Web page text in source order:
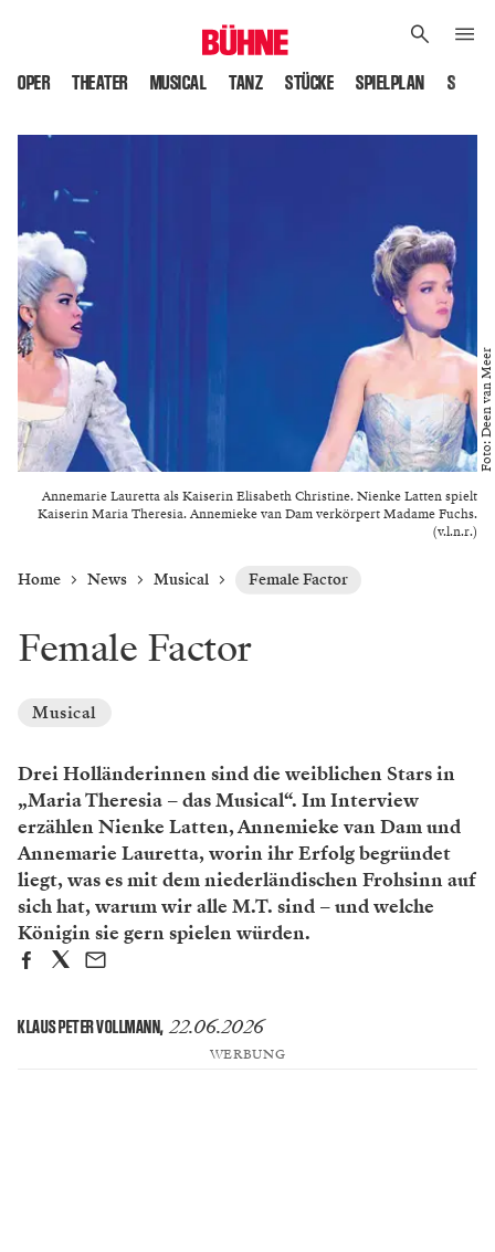
OPER THEATER MUSICAL TANZ STÜCKE SPIELPLAN
Annemarie Lauretta als Kaiserin Elisabeth Christine. Nienke Latten spielt
Kaiserin Maria Theresia. Annemieke van Dam verkörpert Madame Fuchs.
(v.l.n.r.)
Foto: Deen van Meer
Home News Musical Female Factor
Female Factor
Musical
Drei Holländerinnen sind die weiblichen Stars in
„Maria Theresia – das Musical“. Im Interview
erzählen Nienke Latten, Annemieke van Dam und
Annemarie Lauretta, worin ihr Erfolg begründet
liegt, was es mit dem niederländischen Frohsinn auf
sich hat, warum wir alle M.T. sind – und welche
Königin sie gern spielen würden.
KLAUS PETER VOLLMANN, 22.06.2026
WERBUNG